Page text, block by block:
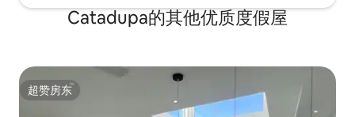
Catadupa的其他优质度假屋
超赞房东
超赞房东